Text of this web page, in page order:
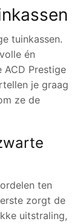
tuinkassen.
én
Prestige
je graag
ze de
ten
zorgt de
uitstraling,